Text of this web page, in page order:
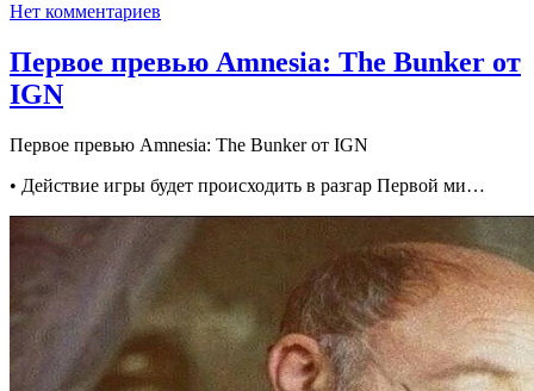
Нет комментариев
Первое превью Amnesia: The Bunker от
IGN
Первое превью Amnesia: The Bunker от IGN
• Действие игры будет происходить в разгар Первой ми…